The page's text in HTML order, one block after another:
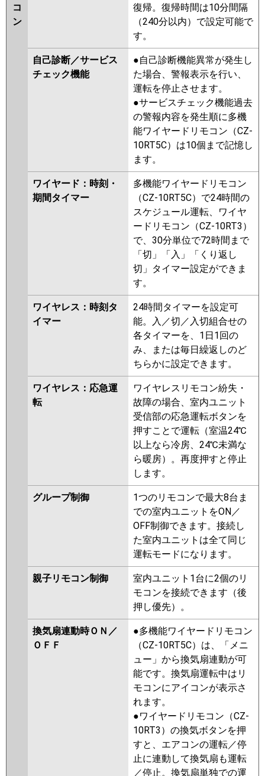
コ
ン
復帰。復帰時間は10分間隔
（240分以内）で設定可能で
す。
自己診断／サービス
チェック機能
●自己診断機能異常が発生し
た場合、警報表示を行い、
運転を停止させます。
●サービスチェック機能過去
の警報内容を発生順に多機
能ワイヤードリモコン（CZ-
10RT5C）は10個まで記憶し
ます。
ワイヤード：時刻・
期間タイマー
多機能ワイヤードリモコン
（CZ-10RT5C）で24時間の
スケジュール運転、ワイヤ
ードリモコン（CZ-10RT3）
で、30分単位で72時間まで
「切」「入」「くり返し
切」タイマー設定ができま
す。
ワイヤレス：時刻タ
イマー
24時間タイマーを設定可
能。入／切／入切組合せの
各タイマーを、1日1回の
み、または毎日繰返しのど
ちらかに設定できます。
ワイヤレス：応急運
転
ワイヤレスリモコン紛失・
故障の場合、室内ユニット
受信部の応急運転ボタンを
押すことで運転（室温24℃
以上なら冷房、24℃未満な
ら暖房）。再度押すと停止
します。
グループ制御
1つのリモコンで最大8台ま
での室内ユニットをON／
OFF制御できます。接続し
た室内ユニットは全て同じ
運転モードになります。
親子リモコン制御
室内ユニット1台に2個のリ
モコンを接続できます（後
押し優先）。
換気扇連動時ＯＮ／
ＯＦＦ
●多機能ワイヤードリモコン
（CZ-10RT5C）は、「メニ
ュー」から換気扇連動が可
能です。換気扇運転中はリ
モコンにアイコンが表示さ
れます。
●ワイヤードリモコン（CZ-
10RT3）の換気ボタンを押
すと、エアコンの運転／停
止に連動して換気扇も運転
／停止。換気扇単独での運